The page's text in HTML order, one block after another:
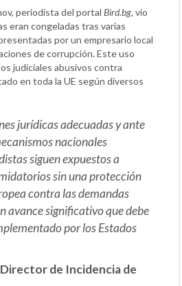
periodista del portal Bird.bg, vio
eran congeladas tras varias
por un empresario local
de corrupción. Este uso
judiciales abusivos contra
en toda la UE según diversos
jurídicas adecuadas y ante
nacionales
siguen expuestos a
sin una protección
contra las demandas
avance significativo que debe
por los Estados
de Incidencia de